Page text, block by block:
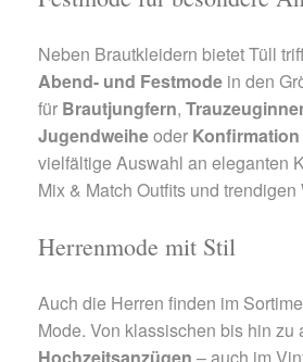
Neben Brautkleidern bietet Tüll
Abend- und Festmode in den
für Brautjungfern,
Jugendweiheoder Konfirmation
vielfältige Auswahl an eleganten
Mix & Match Outfits und
Herrenmode mit Stil
Auch die Herren finden im
Mode. Von klassischen bis hin zu